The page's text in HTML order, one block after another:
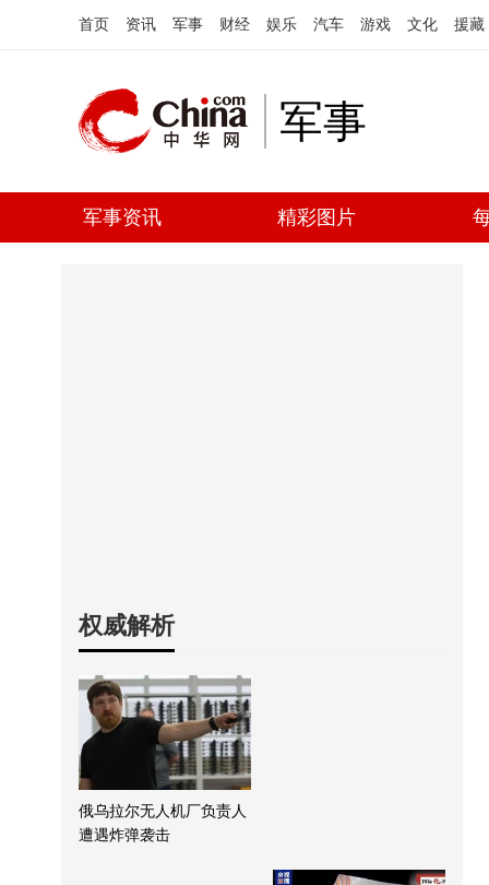
首页 资讯 军事 财经 娱乐 汽车 游戏 文化 援藏
军事
军事资讯 精彩图片
权威解析
俄乌拉尔无人机厂负责人
遭遇炸弹袭击